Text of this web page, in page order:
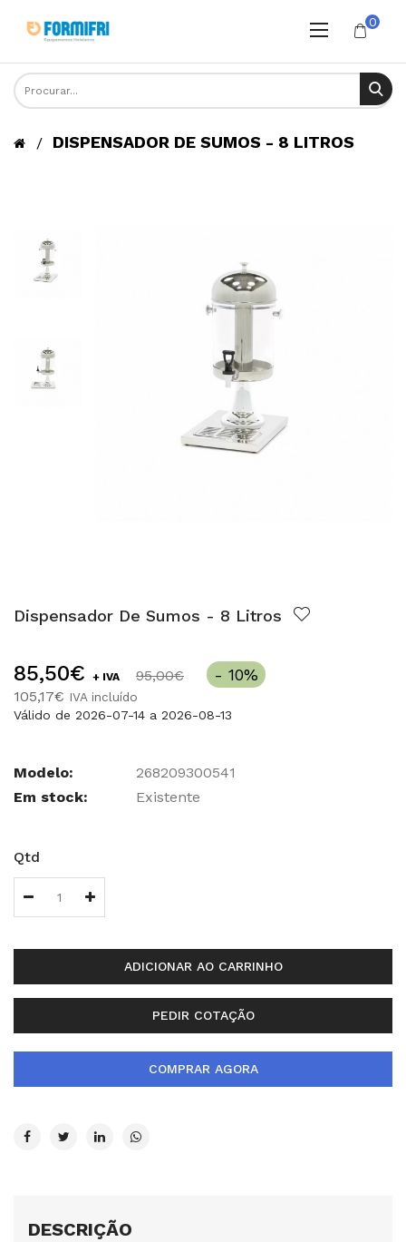
0
DISPENSADOR DE SUMOS - 8 LITROS
Dispensador De Sumos - 8 Litros
85,50€ + IVA 95,00€ - 10%
105,17€ IVA incluído
Válido de 2026-07-14 a 2026-08-13
Modelo:
268209300541
Em stock:
Existente
Qtd
ADICIONAR AO CARRINHO
PEDIR COTAÇÃO
COMPRAR AGORA
DESCRIÇÃO